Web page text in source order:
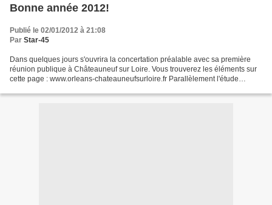
Bonne année 2012!
Publié le 02/01/2012 à 21:08
Par Star-45
Dans quelques jours s'ouvrira la concertation préalable avec sa première
réunion publique à Châteauneuf sur Loire. Vous trouverez les éléments sur
cette page : www.orleans-chateauneufsurloire.fr Parallèlement l'étude